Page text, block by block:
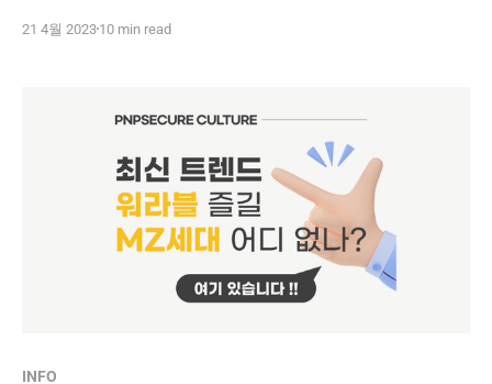
간 동안 모든 임직원이 꿈만 같은 시간을 보내고 왔습니다.
Guam DAY 1 PIC리조트, 골드카드, 선셋바베큐,
21 4월 2023 10 min read
INFO